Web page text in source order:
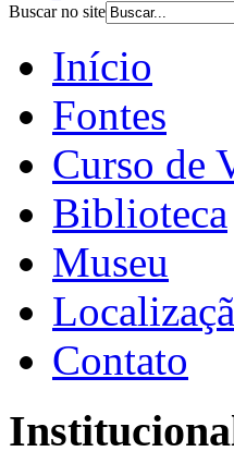
Buscar no site
Início
Fontes
Curso de
Biblioteca
Museu
Contato